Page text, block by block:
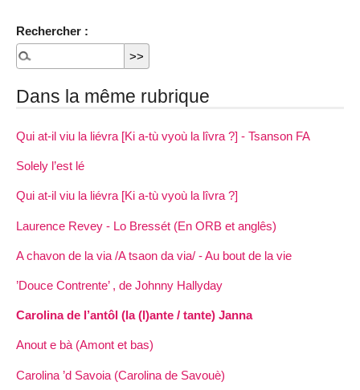
Rechercher :
Dans la même rubrique
Qui at-il viu la liévra [Ki a-tù vyoù la lîvra ?] - Tsanson FA
Solely l’est lé
Qui at-il viu la liévra [Ki a-tù vyoù la lîvra ?]
Laurence Revey - Lo Bressét (En ORB et anglês)
A chavon de la via /A tsaon da via/ - Au bout de la vie
’Douce Contrente’ , de Johnny Hallyday
Carolina de l’antôl (la (l)ante / tante) Janna
Anout e bà (Amont et bas)
Carolina ’d Savoia (Carolina de Savouè)